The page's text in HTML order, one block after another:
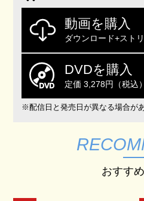
動画を購入
ダウンロード+スト
DVDを購入
定価 3,278円（税込）
※配信日と発売日が異なる場合が
おすす